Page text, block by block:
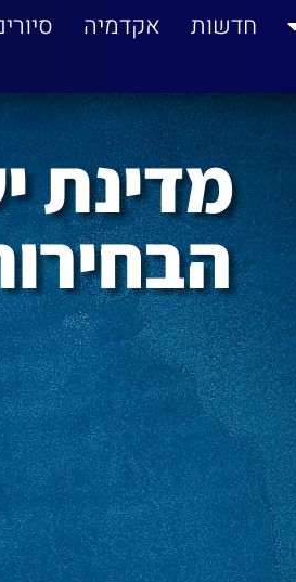
חדשות אקדמיה
מדינת